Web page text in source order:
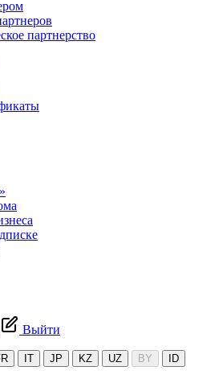
партнерство
Выйти
IT JP KZ UZ BY ID